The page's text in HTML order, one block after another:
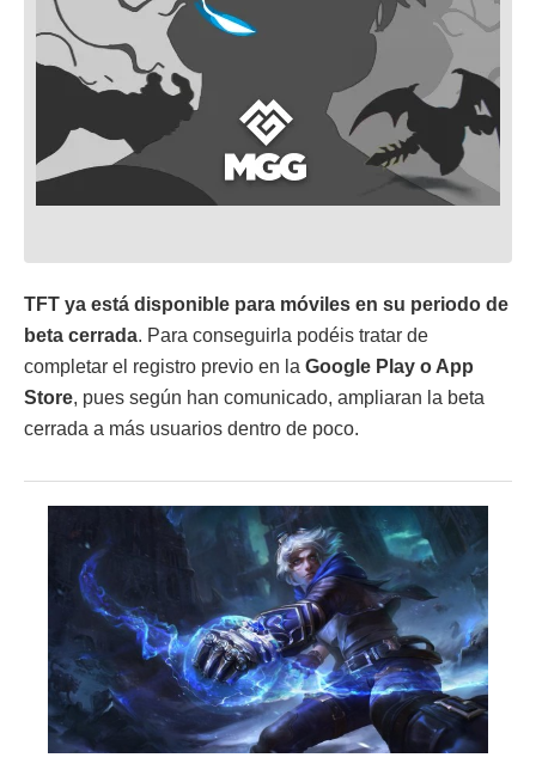
TFT ya está disponible para móviles en su periodo de
beta cerrada. Para conseguirla podéis tratar de
completar el registro previo en la Google Play o App
Store, pues según han comunicado, ampliaran la beta
cerrada a más usuarios dentro de poco.